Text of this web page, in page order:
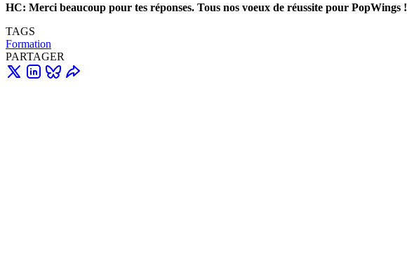
HC: Merci beaucoup pour tes réponses. Tous nos voeux de réussite pour PopWings !
TAGS
Formation
PARTAGER